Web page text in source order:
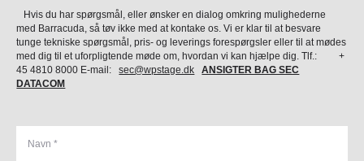
Hvis du har spørgsmål, eller ønsker en dialog omkring mulighederne
med Barracuda, så tøv ikke med at kontake os. Vi er klar til at besvare
tunge tekniske spørgsmål, pris- og leverings forespørgsler eller til at mødes
med dig til et uforpligtende møde om, hvordan vi kan hjælpe dig. Tlf.: +
45 4810 8000 E-mail:sec@wpstage.dk
ANSIGTER BAG SEC
DATACOM